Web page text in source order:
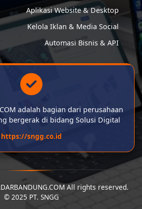
Aplikasi Website & Desktop
Kelola Iklan & Media Social
Automasi Bisnis & API
adalah bagian dari perusahaan
bergerak di bidang Solusi Digital
https://sngg.co.id
All rights reserved.
© 2025 PT. SNGG